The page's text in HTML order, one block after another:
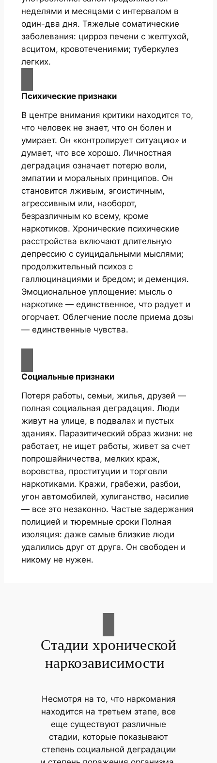
неделями и месяцами с интервалом в
один-два дня. Тяжелые соматические
заболевания: цирроз печени с желтухой,
асцитом, кровотечениями; туберкулез
легких.
Психические признаки
В центре внимания критики находится то,
что человек не знает, что он болен и
умирает. Он «контролирует ситуацию» и
думает, что все хорошо. Личностная
деградация означает потерю воли,
эмпатии и моральных принципов. Он
становится лживым, эгоистичным,
агрессивным или, наоборот,
безразличным ко всему, кроме
наркотиков. Хронические психические
расстройства включают длительную
депрессию с суицидальными мыслями;
продолжительный психоз с
галлюцинациями и бредом; и деменция.
Эмоциональное уплощение: мысль о
наркотике — единственное, что радует и
огорчает. Облегчение после приема дозы
— единственные чувства.
Социальные признаки
Потеря работы, семьи, жилья, друзей —
полная социальная деградация. Люди
живут на улице, в подвалах и пустых
зданиях. Паразитический образ жизни: не
работает, не ищет работы, живет за счет
попрошайничества, мелких краж,
воровства, проституции и торговли
наркотиками. Кражи, грабежи, разбои,
угон автомобилей, хулиганство, насилие
— все это незаконно. Частые задержания
полицией и тюремные сроки Полная
изоляция: даже самые близкие люди
удалились друг от друга. Он свободен и
никому не нужен.
Стадии хронической
наркозависимости
Несмотря на то, что наркомания
находится на третьем этапе, все
еще существуют различные
стадии, которые показывают
степень социальной деградации